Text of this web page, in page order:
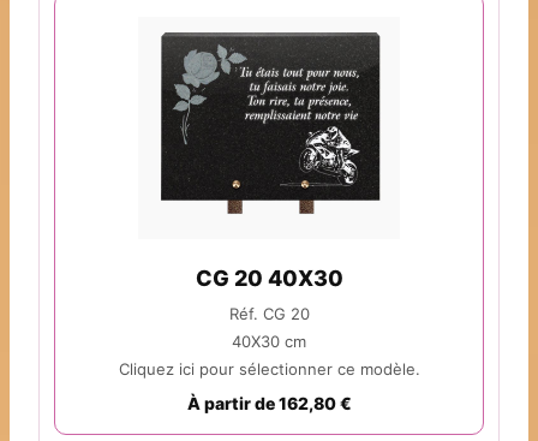
CG 20 40X30
Réf. CG 20
40X30 cm
Cliquez ici pour sélectionner ce modèle.
À partir de 162,80 €